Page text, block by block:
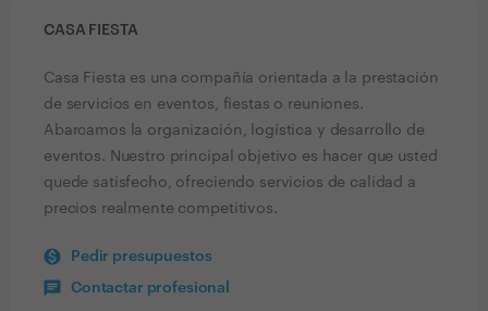
CASA FIESTA
Casa Fiesta es una compañía orientada a la prestación
de servicios en eventos, fiestas o reuniones.
Abarcamos la organización, logística y desarrollo de
eventos. Nuestro principal objetivo es hacer que usted
quede satisfecho, ofreciendo servicios de calidad a
precios realmente competitivos.
Pedir presupuestos
Contactar profesional